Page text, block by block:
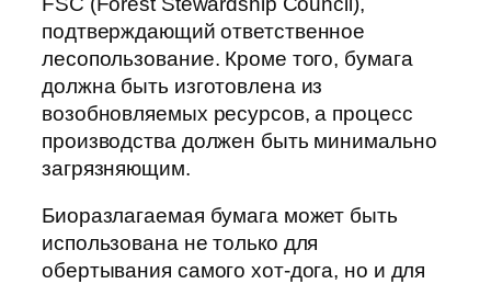
подтверждающий ответственное
лесопользование. Кроме того, бумага
должна быть изготовлена из
возобновляемых ресурсов, а процесс
производства должен быть минимально
загрязняющим.
Биоразлагаемая бумага может быть
использована не только для
обертывания самого хот-дога, но и для